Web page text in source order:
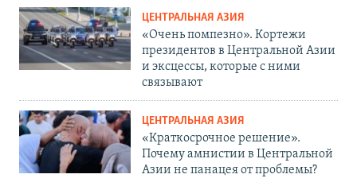
ЦЕНТРАЛЬНАЯ АЗИЯ
«Очень помпезно». Кортежи
президентов в Центральной Азии
и эксцессы, которые с ними
связывают
ЦЕНТРАЛЬНАЯ АЗИЯ
«Краткосрочное решение».
Почему амнистии в Центральной
Азии не панацея от проблемы?